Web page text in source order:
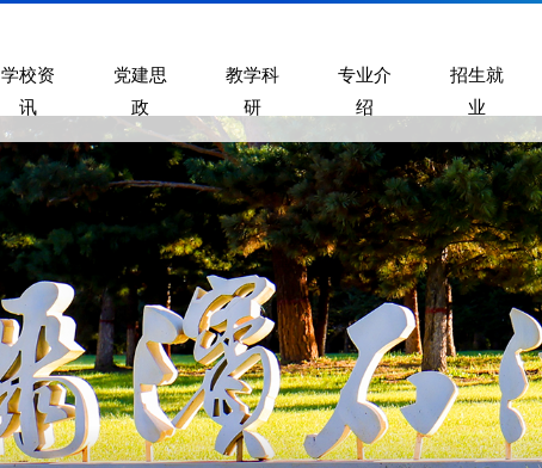
学校资
讯
党建思
政
教学科
研
专业介
绍
招生就
业